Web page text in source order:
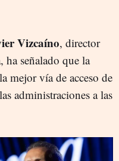
Vizcaíno, director
ha señalado que la
mejor vía de acceso de
administraciones a las